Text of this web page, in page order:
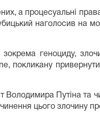
а процесуальні
наголосив на
геноциду,
покликану
Путіна та
цього злочину